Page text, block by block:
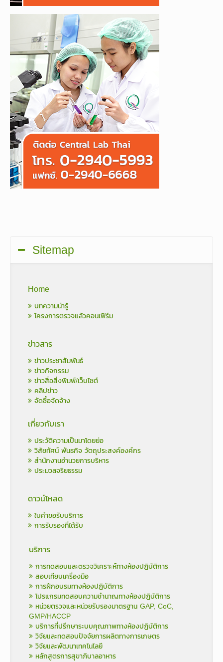
Sitemap
Home
บทความน่ารู้
โครงการตรวจแล้วคอนเฟิร์ม
ข่าวสาร
ข่าวประชาสัมพันธ์
ข่าวกิจกรรม
ข่าวสื่อสิ่งพิมพ์/เว็บไซต์
คลิปข่าว
จัดซื้อจัดจ้าง
เกี่ยวกับเรา
ประวัติความเป็นมาโดยย่อ
วิสัยทัศน์ พันธกิจ วัตถุประสงค์องค์กร
สำนักงานอำนวยการบริหาร
ประมวลจริยธรรม
ดาวน์โหลด
ใบคำขอรับบริการ
การรับรองที่ได้รับ
บริการ
การทดสอบและตรวจวิเคราะห์ทางห้องปฏิบัติการ
สอบเทียบเครื่องมือ
การฝึกอบรมทางห้องปฏิบัติการ
โปรแกรมทดสอบความชำนาญทางห้องปฏิบัติการ
หน่วยตรวจและหน่วยรับรองมาตรฐาน GAP, CoC,
GMP/HACCP
บริการที่ปรึกษาระบบคุณภาพทางห้องปฏิบัติการ
วิจัยและทดสอบปัจจัยการผลิตทางการเกษตร
วิจัยและพัฒนาเทคโนโลยี
หลักสูตรการสุขาภิบาลอาหาร